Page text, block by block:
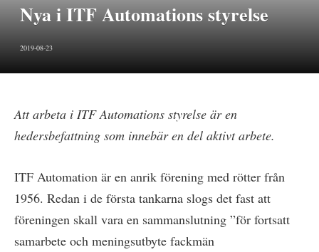
Nya i ITF Automations styrelse
2019-08-23
Att arbeta i ITFAutomations styrelse är en
hedersbefattning som innebär en del aktivt arbete.
ITF Automation är en anrik förening med rötter från
1956. Redan i de första tankarna slogs det fast att
föreningen skall vara en sammanslutning ”för fortsatt
samarbete och meningsutbyte fackmän